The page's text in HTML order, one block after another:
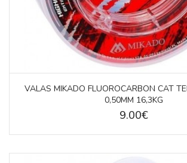
VALAS MIKADO FLUOROCARBON CAT
0,50MM 16,3KG
9.00€